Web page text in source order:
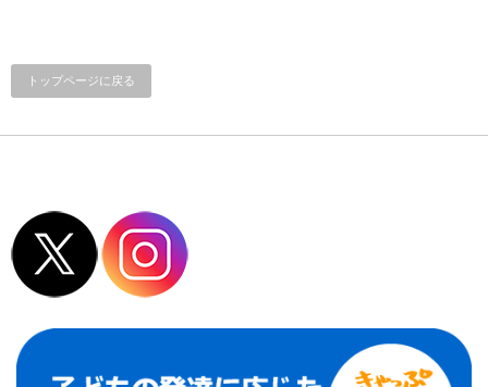
トップページに戻る